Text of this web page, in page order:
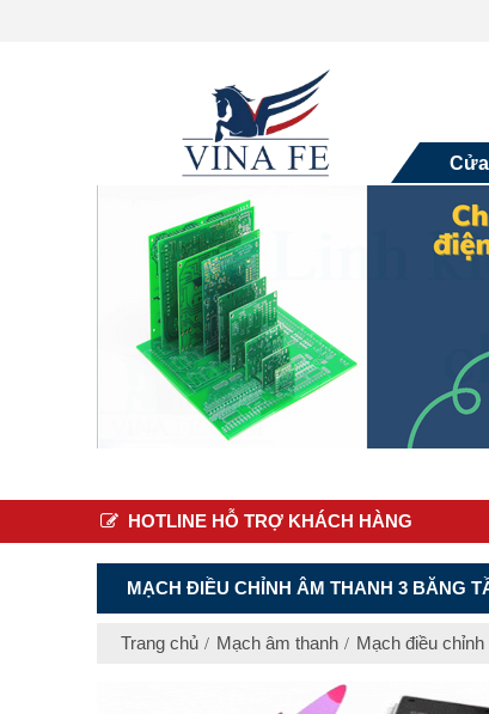
HOTLINE HỖ TRỢ KHÁCH HÀNG
MẠCH ĐIỀU CHỈNH ÂM THANH 3 BĂNG
Trang chủ Mạch âm thanh Mạch điều